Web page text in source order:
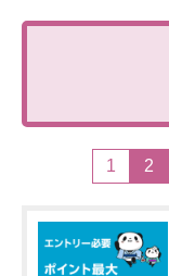
1 2